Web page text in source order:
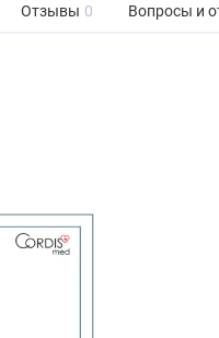
Отзывы 0 Вопросы и